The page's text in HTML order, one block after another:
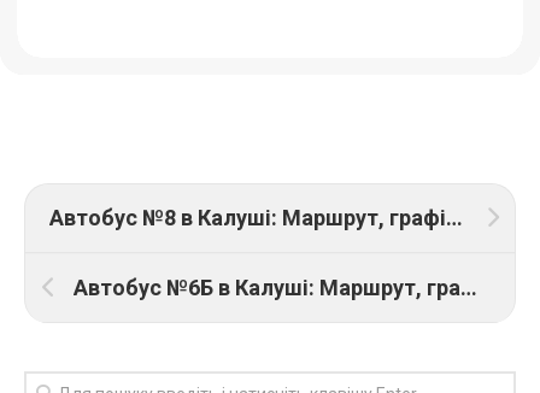
Автобус №8 в Калуші: Маршрут, графік руху та ціна проїзду
Автобус №6Б в Калуші: Маршрут, графік руху та ціна проїзду